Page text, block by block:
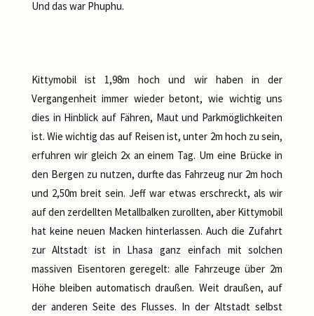
Und das war Phuphu.
Kittymobil ist 1,98m hoch und wir haben in der
Vergangenheit immer wieder betont, wie wichtig uns
dies in Hinblick auf Fähren, Maut und Parkmöglichkeiten
ist. Wie wichtig das auf Reisen ist, unter 2m hoch zu sein,
erfuhren wir gleich 2x an einem Tag. Um eine Brücke in
den Bergen zu nutzen, durfte das Fahrzeug nur 2m hoch
und 2,50m breit sein. Jeff war etwas erschreckt, als wir
auf den zerdellten Metallbalken zurollten, aber Kittymobil
hat keine neuen Macken hinterlassen. Auch die Zufahrt
zur Altstadt ist in Lhasa ganz einfach mit solchen
massiven Eisentoren geregelt: alle Fahrzeuge über 2m
Höhe bleiben automatisch draußen. Weit draußen, auf
der anderen Seite des Flusses. In der Altstadt selbst